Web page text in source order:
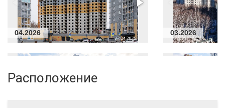
04.2026 03.2026
Расположение